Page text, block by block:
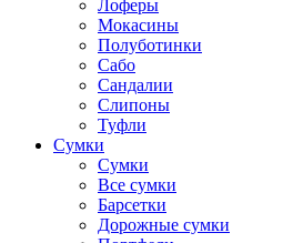
Лоферы
Мокасины
Полуботинки
Сабо
Сандалии
Слипоны
Туфли
Сумки
Сумки
Все сумки
Барсетки
Дорожные сумки